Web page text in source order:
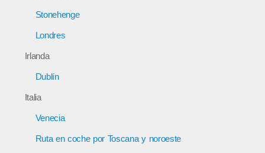
Stonehenge
Londres
Irlanda
Dublín
Italia
Venecia
Ruta en coche por Toscana y noroeste